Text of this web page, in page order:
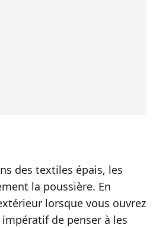
des textiles épais, les
la poussière. En
lorsque vous ouvrez
de penser à les